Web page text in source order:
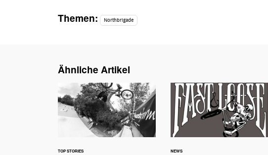
Themen: Northbrigade
Ähnliche Artikel
TOP STORIES NEWS